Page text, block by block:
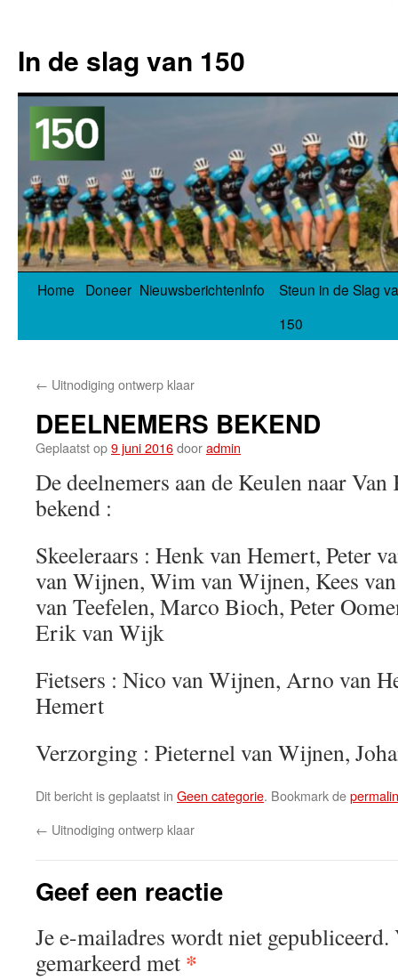
In de slag van 150
Spring
Home Doneer NieuwsberichtenInfo
Steun in de Slag
150
← Uitnodiging ontwerp klaar
DEELNEMERS BEKEND
Geplaatst op9 juni 2016dooradmin
De deelnemers aan de Keulen naar
bekend :
Skeeleraars : Henk van Hemert, Peter
van Wijnen, Wim van Wijnen, Kees
van Teefelen, Marco Bioch, Peter
Erik van Wijk
Fietsers : Nico van Wijnen, Arno van
Hemert
Verzorging : Pieternel van Wijnen,
Dit bericht is geplaatst in Geen categorie. Bookmark de
← Uitnodiging ontwerp klaar
Geef een reactie
Je e-mailadres wordt niet gepubliceerd.
gemarkeerd met *